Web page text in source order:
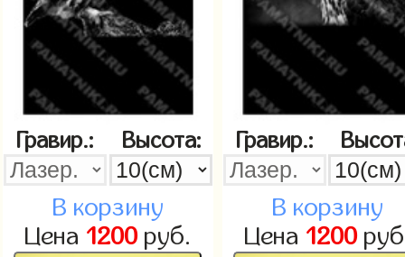
Гравир.: Высота:
В корзину
Цена 1200руб.
Гравир.:
В корзину
Цена 1200